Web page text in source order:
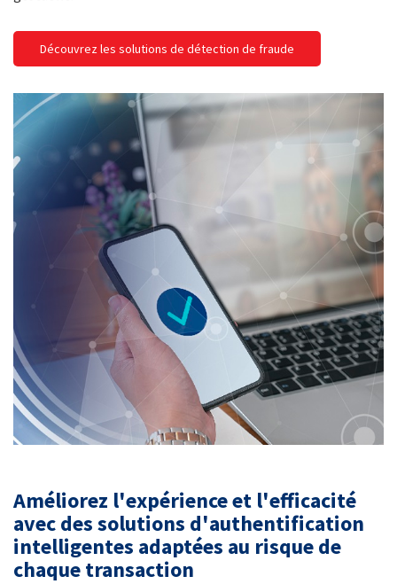
Découvrez les solutions de détection de fraude
Améliorez l'expérience et l'efficacité
avec des solutions d'authentification
intelligentes adaptées au risque de
chaque transaction